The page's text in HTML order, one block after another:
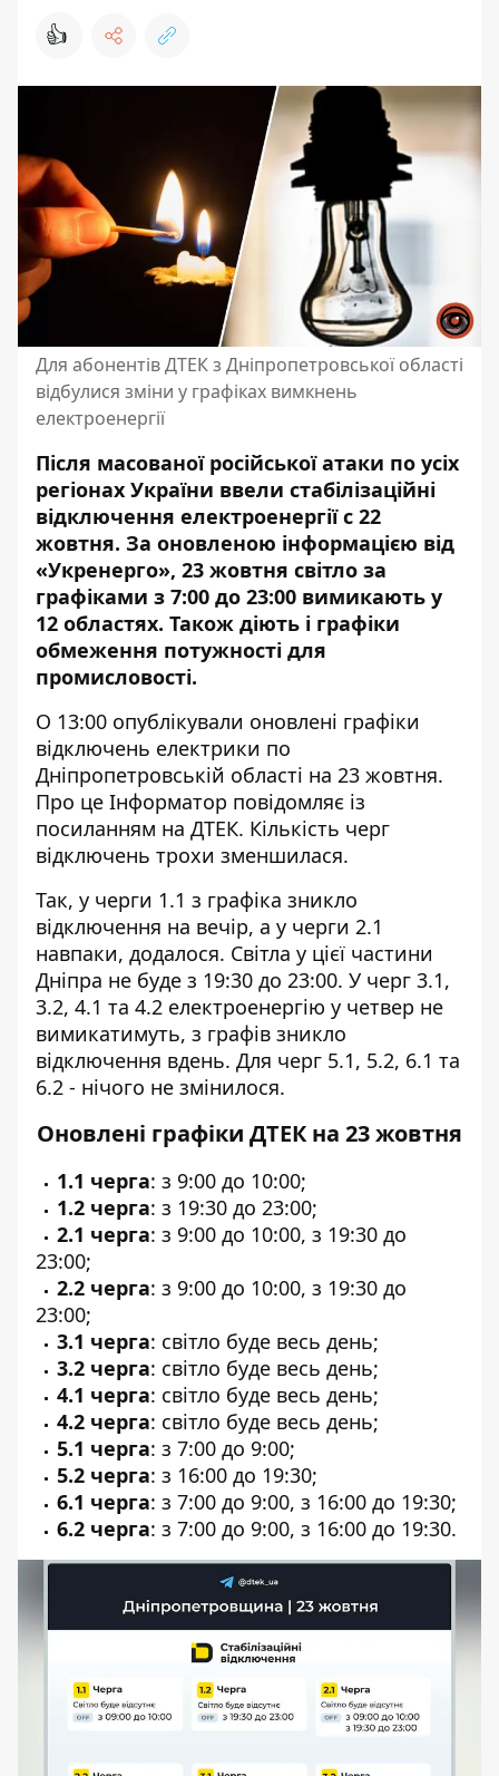
👍
Для абонентів ДТЕК з Дніпропетровської області
відбулися зміни у графіках вимкнень
електроенергії
Після масованої російської атаки по усіх
регіонах України ввели стабілізаційні
відключення електроенергії с 22
жовтня. За оновленою інформацією від
«Укренерго», 23 жовтня світло за
графіками з 7:00 до 23:00 вимикають у
12 областях. Також діють і графіки
обмеження потужності для
промисловості.
О 13:00 опублікували оновлені графіки
відключень електрики по
Дніпропетровській області на 23 жовтня.
Про це Інформатор повідомляє із
посиланням на ДТЕК. Кількість черг
відключень трохи зменшилася.
Так, у черги 1.1 з графіка зникло
відключення на вечір, а у черги 2.1
навпаки, додалося. Світла у цієї частини
Дніпра не буде з 19:30 до 23:00. У черг 3.1,
3.2, 4.1 та 4.2 електроенергію у четвер не
вимикатимуть, з графів зникло
відключення вдень. Для черг 5.1, 5.2, 6.1 та
6.2 - нічого не змінилося.
Оновлені графіки ДТЕК на 23 жовтня
1.1 черга: з 9:00 до 10:00;
1.2 черга: з 19:30 до 23:00;
2.1 черга: з 9:00 до 10:00, з 19:30 до
23:00;
2.2 черга: з 9:00 до 10:00, з 19:30 до
23:00;
3.1 черга: світло буде весь день;
3.2 черга: світло буде весь день;
4.1 черга: світло буде весь день;
4.2 черга: світло буде весь день;
5.1 черга: з 7:00 до 9:00;
5.2 черга: з 16:00 до 19:30;
6.1 черга: з 7:00 до 9:00, з 16:00 до 19:30;
6.2 черга: з 7:00 до 9:00, з 16:00 до 19:30.